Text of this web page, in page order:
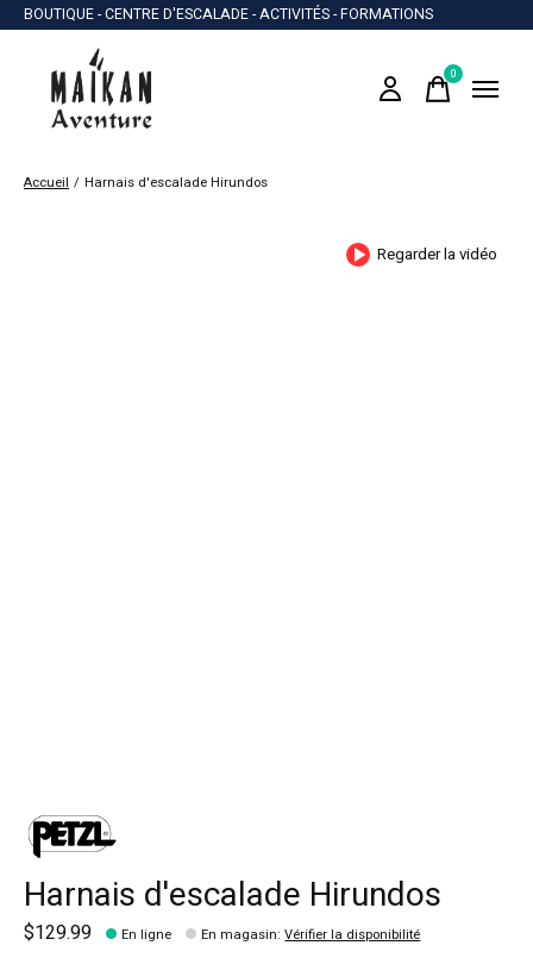
BOUTIQUE - CENTRE D'ESCALADE - ACTIVITÉS - FORMATIONS
0items
Accueil / Harnais d'escalade Hirundos
Regarder la vidéo
Harnais d'escalade Hirundos
$129.99 En ligne En magasin:Vérifier la disponibilité